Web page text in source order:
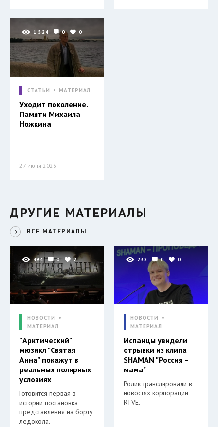
1 524 0 0
СТАТЬИ МАТЕРИАЛ
Уходит поколение.
Памяти Михаила
Ножкина
27 июня 2026
ДРУГИЕ МАТЕРИАЛЫ
ВСЕ МАТЕРИАЛЫ
494 0 2
НОВОСТИ
МАТЕРИАЛ
"Арктический"
мюзикл "Святая
Анна" покажут в
реальных полярных
условиях
Готовится первая в
истории постановка
представления на борту
ледокола.
238 0 0
НОВОСТИ
МАТЕРИАЛ
Испанцы увидели
отрывки из клипа
SHAMAN "Россия –
мама"
Ролик транслировали в
новостях корпорации
RTVE.